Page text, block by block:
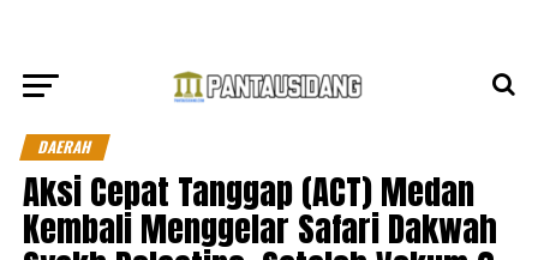
DAERAH
Aksi Cepat Tanggap (ACT) Medan
Kembali Menggelar Safari Dakwah